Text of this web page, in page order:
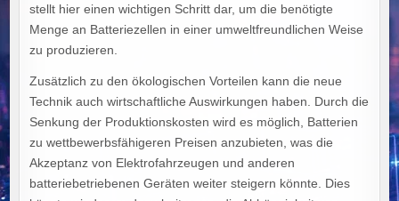
stellt hier einen wichtigen Schritt dar, um die benötigte
Menge an Batteriezellen in einer umweltfreundlichen Weise
zu produzieren.
Zusätzlich zu den ökologischen Vorteilen kann die neue
Technik auch wirtschaftliche Auswirkungen haben. Durch die
Senkung der Produktionskosten wird es möglich, Batterien
zu wettbewerbsfähigeren Preisen anzubieten, was die
Akzeptanz von Elektrofahrzeugen und anderen
batteriebetriebenen Geräten weiter steigern könnte. Dies